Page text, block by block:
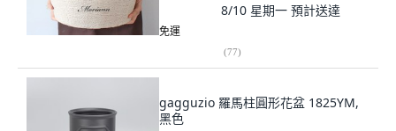
8/10 星期一 預計送達
免運
(77)
gagguzio 羅馬柱圓形花盆 1825YM,
黑色